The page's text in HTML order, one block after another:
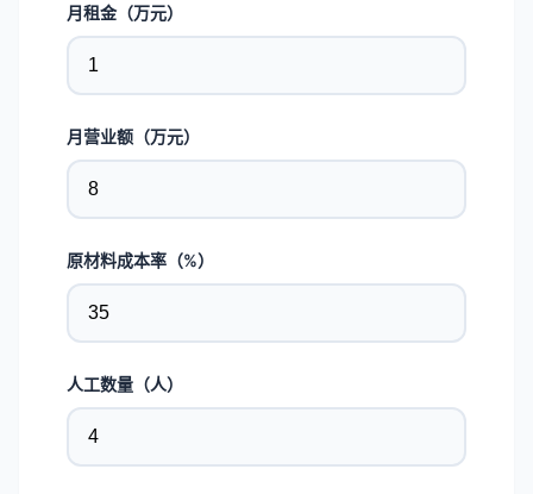
月租金（万元）
月营业额（万元）
原材料成本率（%）
人工数量（人）